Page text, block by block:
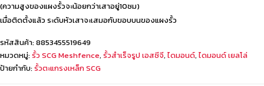
(ความสูงของแผงรั้วจะน้อยกว่าเสาอยู่10ซม)
เมื่อติดตั้งแล้ว ระดับหัวเสาจะเสมอกับขอบบนของแผงรั้ว
รหัสสินค้า:8853455519649
หมวดหมู่:รั้ว SCG Meshfence, รั้วสำเร็จรูป เอสซีจี, ไดมอนด์, ไดมอนด์ เยลโล่
ป้ายกำกับ:รั้วตะแกรงเหล็ก SCG